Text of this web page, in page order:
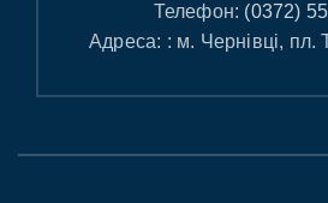
Телефон: (0372)
Адреса: : м. Чернівці, пл.